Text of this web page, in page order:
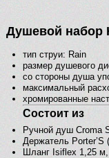
Душевой набор
тип струи: Rain
размер душевого
со стороны душа
максимальный
хромированные
Состоит из
Ручной душ Croma
Держатель Porter’S
Шланг Isiflex 1,25